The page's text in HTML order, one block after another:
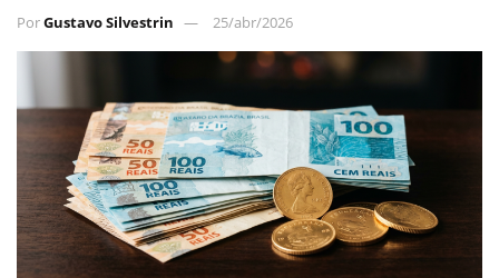
PorGustavo Silvestrin 25/abr/2026